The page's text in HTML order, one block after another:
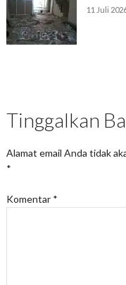
11 Juli
Tinggalkan
Alamat email Anda tidak
*
Komentar *